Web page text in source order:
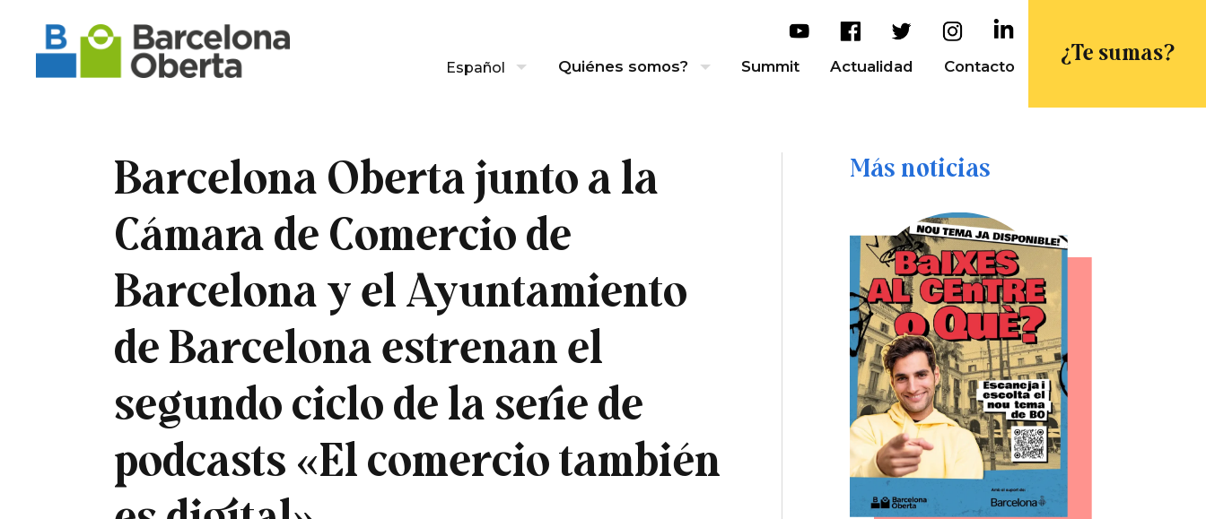
Español Quiénes somos? Summit Actualidad Contacto
¿Te sumas?
Barcelona Oberta junto a la
Cámara de Comercio de
Barcelona y el Ayuntamiento
de Barcelona estrenan el
segundo ciclo de la serie de
podcasts «El comercio también
Más noticias